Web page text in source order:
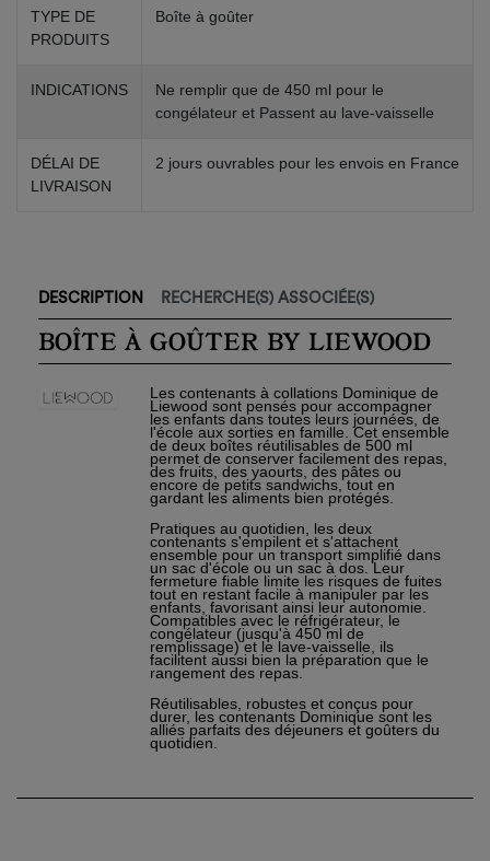
×
Créer une liste d'envies ××
votre liste d'envies.
TYPE DE
PRODUITS
Boîte à goûter
INDICATIONS
Ne remplir que de 450 ml pour le
congélateur et Passent au lave-vaisselle
DÉLAI DE
LIVRAISON
2 jours ouvrables pour les envois en France
DESCRIPTION RECHERCHE(S) ASSOCIÉE(S)
BOÎTE À GOÛTER BY LIEWOOD
Les contenants à collations Dominique de
Liewood sont pensés pour accompagner
les enfants dans toutes leurs journées, de
l'école aux sorties en famille. Cet ensemble
de deux boîtes réutilisables de 500 ml
permet de conserver facilement des repas,
des fruits, des yaourts, des pâtes ou
encore de petits sandwichs, tout en
gardant les aliments bien protégés.
Pratiques au quotidien, les deux
contenants s'empilent et s'attachent
ensemble pour un transport simplifié dans
un sac d'école ou un sac à dos. Leur
fermeture fiable limite les risques de fuites
tout en restant facile à manipuler par les
enfants, favorisant ainsi leur autonomie.
Compatibles avec le réfrigérateur, le
congélateur (jusqu'à 450 ml de
remplissage) et le lave-vaisselle, ils
facilitent aussi bien la préparation que le
rangement des repas.
Réutilisables, robustes et conçus pour
durer, les contenants Dominique sont les
alliés parfaits des déjeuners et goûters du
quotidien.